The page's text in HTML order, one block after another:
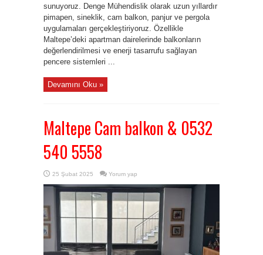
sunuyoruz. Denge Mühendislik olarak uzun yıllardır
pimapen, sineklik, cam balkon, panjur ve pergola
uygulamaları gerçekleştiriyoruz. Özellikle
Maltepe’deki apartman dairelerinde balkonların
değerlendirilmesi ve enerji tasarrufu sağlayan
pencere sistemleri ...
Devamını Oku »
Maltepe Cam balkon & 0532
540 5558
25 Şubat 2025 Yorum yap